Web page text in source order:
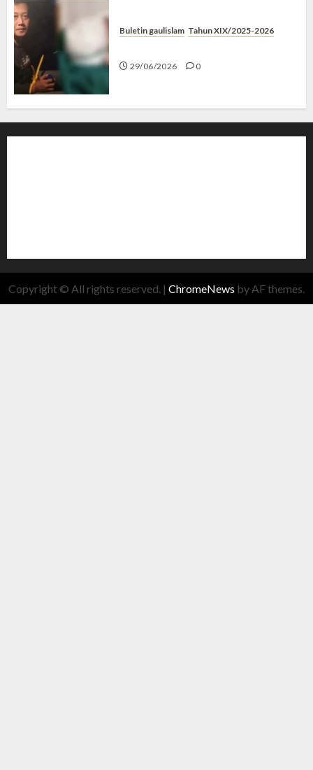
Buletin gaulislam Tahun XIX/2025-2026
29/06/2026 0
Copyright © All rights reserved. | ChromeNews by AF themes.